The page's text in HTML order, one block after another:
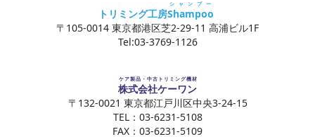
トリミング工房Shampoo
シャンプー
〒105-0014 東京都港区芝2-29-11 高浦ビル1F
Tel:03-3769-1126
株式会社ケーワン
ケア製品・中古トリミング機材
〒132-0021 東京都江戸川区中央3-24-15
TEL：03-6231-5108
FAX：03-6231-5109